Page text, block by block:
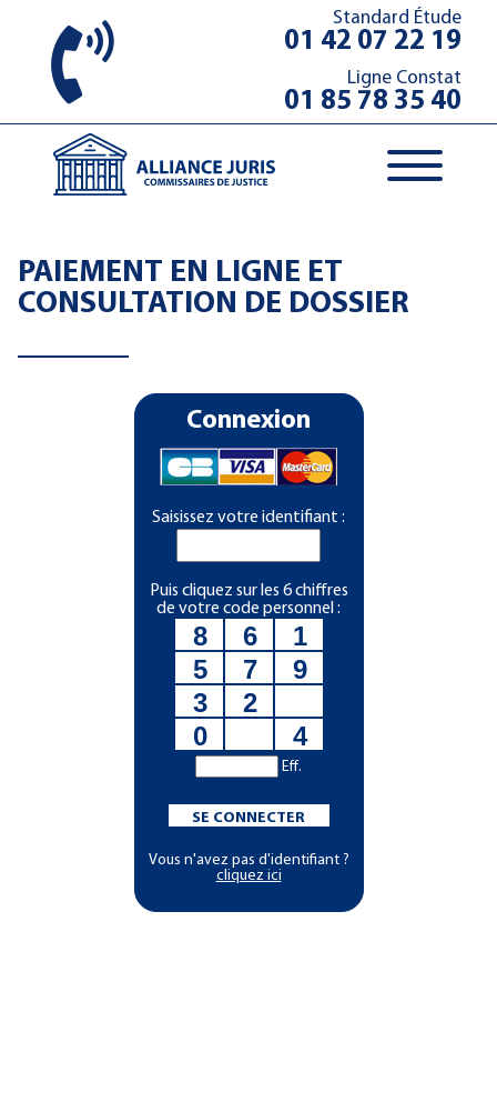
Standard Étude
01 42 07 22 19
Ligne Constat
01 85 78 35 40
PAIEMENT EN LIGNE ET
CONSULTATION DE DOSSIER
Connexion
Saisissez votre identifiant :
Puis cliquez sur les 6 chiffres
de votre code personnel :
8 6
1
5
7
9
3
2
0
4
Eff.
SE CONNECTER
Vous n'avez pas d'identifiant ?
cliquez ici